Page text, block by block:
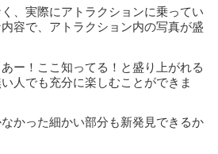
、実際にアトラクションに乗ってい
容で、アトラクション内の写真が盛
ー！ここ知ってる！と盛り上がれる
人でも充分に楽しむことができま
かった細かい部分も新発見できるか